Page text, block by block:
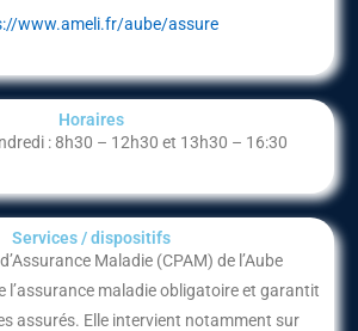
www.ameli.fr/aube/assure
Horaires
: 8h30 – 12h30 et 13h30 – 16:30
Services / dispositifs​
Maladie (CPAM) de l’Aube
l’assurance maladie obligatoire et garantit
assurés. Elle intervient notamment sur